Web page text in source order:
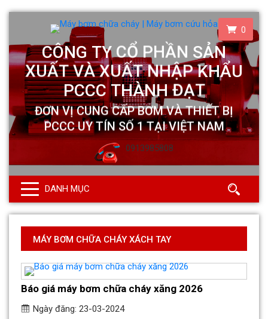
0
0913985808
DANH MỤC
MÁY BƠM CHỮA CHÁY XÁCH TAY
Báo giá máy bơm chữa cháy xăng 2026
Ngày đăng: 23-03-2024